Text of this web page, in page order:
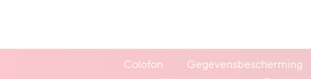
Colofon
Gegevensbescherming